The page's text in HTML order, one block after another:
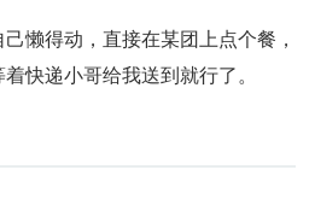
懒得动，直接在某团上点个餐，
快递小哥给我送到就行了。